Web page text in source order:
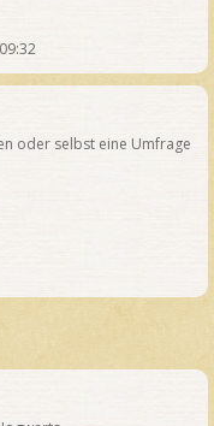
oder selbst eine Umfrage